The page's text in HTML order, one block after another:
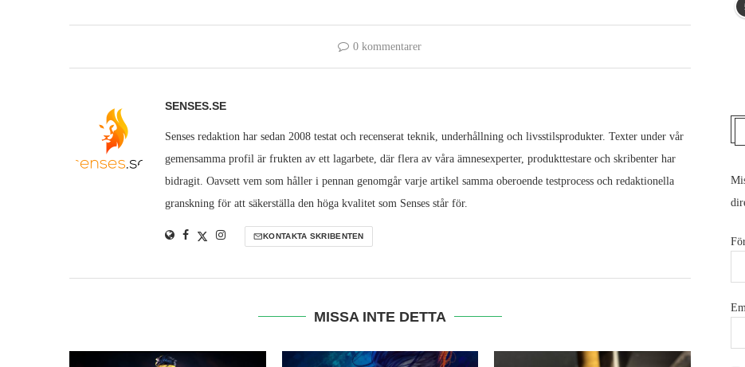
0 kommentarer
SENSES.SE
Senses redaktion har sedan 2008 testat och recenserat teknik, underhållning och livsstilsprodukter. Texter under vår
gemensamma profil är frukten av ett lagarbete, där flera av våra ämnesexperter, produkttestare och skribenter har
bidragit. Oavsett vem som håller i pennan genomgår varje artikel samma oberoende testprocess och redaktionella
granskning för att säkerställa den höga kvalitet som Senses står för.
KONTAKTA SKRIBENTEN
MISSA INTE DETTA